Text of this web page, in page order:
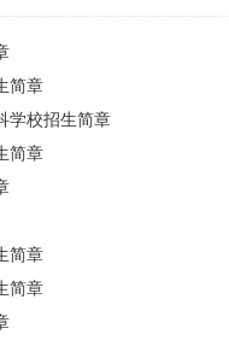
简章
学校招生简章
简章
简章
简章